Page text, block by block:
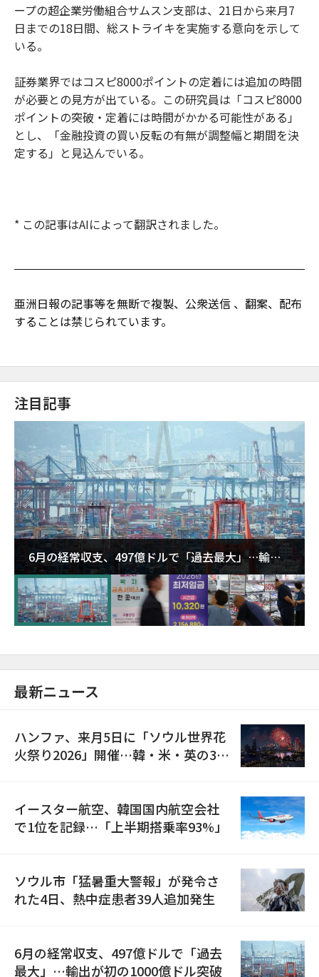
ープの超企業労働組合サムスン支部は、21日から来月7
日までの18日間、総ストライキを実施する意向を示して
いる。
証券業界ではコスピ8000ポイントの定着には追加の時間
が必要との見方が出ている。この研究員は「コスピ8000
ポイントの突破・定着には時間がかかる可能性がある」
とし、「金融投資の買い反転の有無が調整幅と期間を決
定する」と見込んでいる。
* この記事はAIによって翻訳されました。
亜洲日報の記事等を無断で複製、公衆送信 、翻案、配布
することは禁じられています。
注目記事
6月の経常収支、497億ドルで「過去最大」…輸出
が初の1000億ドル突破
最新ニュース
ハンファ、来月5日に「ソウル世界花
火祭り2026」開催…韓・米・英の3カ
イースター航空、韓国国内航空会社
で1位を記録…「上半期搭乗率93%」
ソウル市「猛暑重大警報」が発令さ
れた4日、熱中症患者39人追加発生
6月の経常収支、497億ドルで「過去
最大」…輸出が初の1000億ドル突破